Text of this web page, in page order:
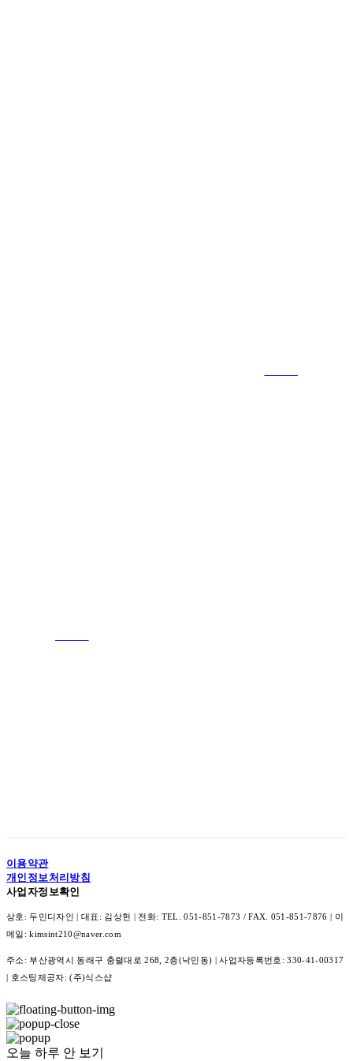
이용약관
개인정보처리방침
사업자정보확인
상호: 두민디자인 | 대표: 김상헌 | 전화: TEL. 051-851-7873 / FAX. 051-851-7876 | 이
메일: kimsint210@naver.com
주소: 부산광역시 동래구 충렬대로 268, 2층(낙민동) | 사업자등록번호:330-41-00317
| 호스팅제공자: (주)식스샵
오늘 하루 안 보기